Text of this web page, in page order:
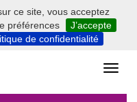
ce site, vous acceptez
préférences
J’accepte
de confidentialité